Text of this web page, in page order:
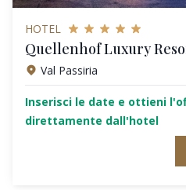
HOTEL
Quellenhof Luxury
Val Passiria
Inserisci le date e ottieni
direttamente dall'hotel